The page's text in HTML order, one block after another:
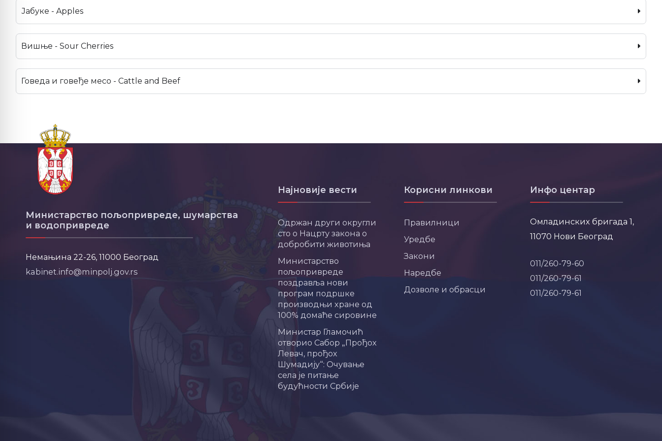
Јабуке - Apples
Вишње - Sour Cherries
Говеда и говеђе месо - Cattle and Beef
Министарство пољопривреде, шумарства
и водопривреде
Немањина 22-26, 11000 Београд
kabinet.info@minpolj.gov.rs
Најновије вести
Одржан други округли
сто о Нацрту закона о
добробити животиња
Министарство
пољопривреде
поздравља нови
програм подршке
производњи хране од
100% домаће сировине
Министар Гламочић
отворио Сабор „Прођох
Левач, прођох
Шумадију“: Очување
села је питање
будућности Србије
Корисни линкови
Правилници
Уредбе
Закони
Наредбе
Дозволе и обрасци
Инфо центар
Омладинских бригада 1,
11070 Нови Београд
011/260-79-60
011/260-79-61
011/260-79-61